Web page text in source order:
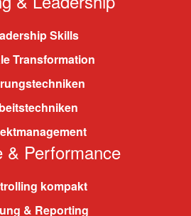
Skills
Transformation
& Performance
kompakt
& Reporting